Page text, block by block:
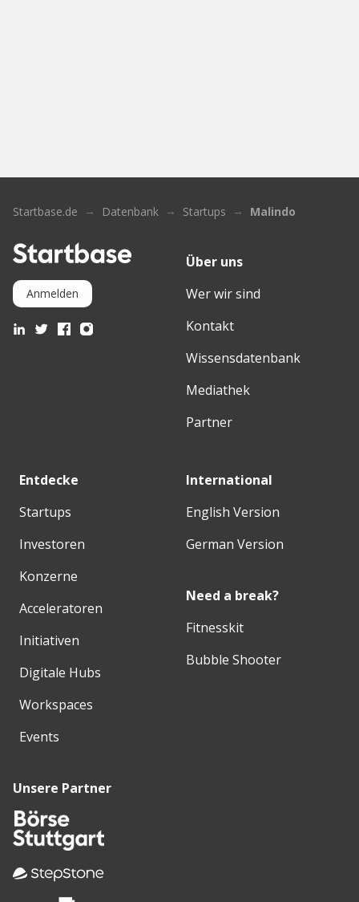
Startbase.de Datenbank Startups Malindo
Anmelden
Über uns
Wer wir sind
Kontakt
Wissensdatenbank
Mediathek
Partner
Entdecke
Startups
Investoren
Konzerne
Acceleratoren
Initiativen
Digitale Hubs
Workspaces
Events
International
English Version
German Version
Need a break?
Fitnesskit
Bubble Shooter
Unsere Partner